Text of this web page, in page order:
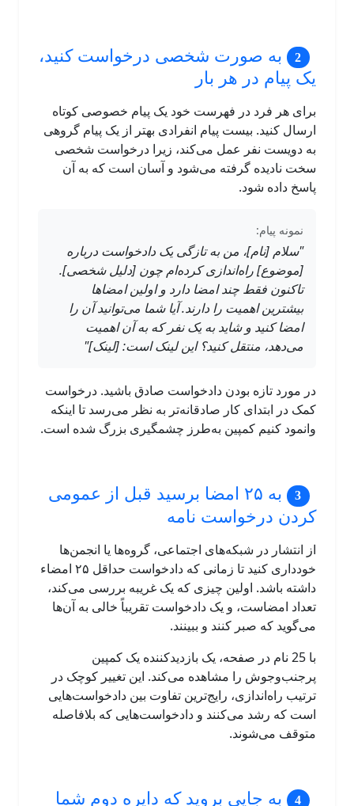
به صورت شخصی درخواست کنید،
یک پیام در هر بار
برای هر فرد در فهرست خود یک پیام خصوصی کوتاه
ارسال کنید. بیست پیام انفرادی بهتر از یک پیام گروهی
به دویست نفر عمل می‌کند، زیرا درخواست شخصی
سخت نادیده گرفته می‌شود و آسان است که به آن
پاسخ داده شود.
نمونه پیام:
"سلام [نام]، من به تازگی یک دادخواست درباره
[موضوع] راه‌اندازی کرده‌ام چون [دلیل شخصی].
تاکنون فقط چند امضا دارد و اولین امضاها
بیشترین اهمیت را دارند. آیا شما می‌توانید آن را
امضا کنید و شاید به یک نفر که به آن اهمیت
می‌دهد، منتقل کنید؟ این لینک است: [لینک]"
در مورد تازه بودن دادخواست صادق باشید. درخواست
کمک در ابتدای کار صادقانه‌تر به نظر می‌رسد تا اینکه
وانمود کنیم کمپین به‌طرز چشمگیری بزرگ شده است.
به ۲۵ امضا برسید قبل از عمومی
کردن درخواست نامه
از انتشار در شبکه‌های اجتماعی، گروه‌ها یا انجمن‌ها
خودداری کنید تا زمانی که دادخواست حداقل ۲۵ امضاء
داشته باشد. اولین چیزی که یک غریبه بررسی می‌کند،
تعداد امضاست، و یک دادخواست تقریباً خالی به آن‌ها
می‌گوید که صبر کنند و ببینند.
با 25 نام در صفحه، یک بازدیدکننده یک کمپین
پرجنب‌وجوش را مشاهده می‌کند. این تغییر کوچک در
ترتیب راه‌اندازی، رایج‌ترین تفاوت بین دادخواست‌هایی
است که رشد می‌کنند و دادخواست‌هایی که بلافاصله
متوقف می‌شوند.
به جایی بروید که دایره دوم شما